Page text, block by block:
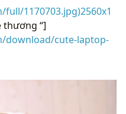
1170703.jpg)2560x1
thương “]
download/cute-laptop-